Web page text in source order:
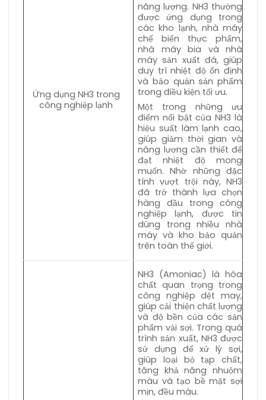
Ứng dụng NH3 trong
công nghiệp lạnh
năng lượng. NH3 thường
được ứng dụng trong
các kho lạnh, nhà máy
chế biến thực phẩm,
nhà máy bia và nhà
máy sản xuất đá, giúp
duy trì nhiệt độ ổn định
và bảo quản sản phẩm
trong điều kiện tối ưu.
Một trong những ưu
điểm nổi bật của NH3 là
hiệu suất làm lạnh cao,
giúp giảm thời gian và
năng lượng cần thiết để
đạt nhiệt độ mong
muốn. Nhờ những đặc
tính vượt trội này, NH3
đã trở thành lựa chọn
hàng đầu trong công
nghiệp lạnh, được tin
dùng trong nhiều nhà
máy và kho bảo quản
trên toàn thế giới.
NH3 (Amoniac) là hóa
chất quan trọng trong
công nghiệp dệt may,
giúp cải thiện chất lượng
và độ bền của các sản
phẩm vải sợi. Trong quá
trình sản xuất, NH3 được
sử dụng để xử lý sợi,
giúp loại bỏ tạp chất,
tăng khả năng nhuộm
màu và tạo bề mặt sợi
mịn, đều màu.